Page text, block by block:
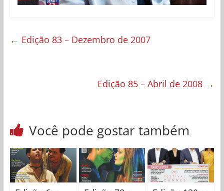
← Edição 83 – Dezembro de 2007
Edição 85 – Abril de 2008 →
Você pode gostar também